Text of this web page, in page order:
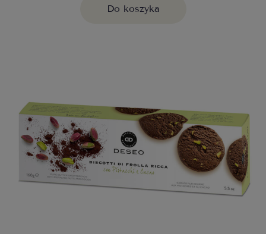
Do koszyka